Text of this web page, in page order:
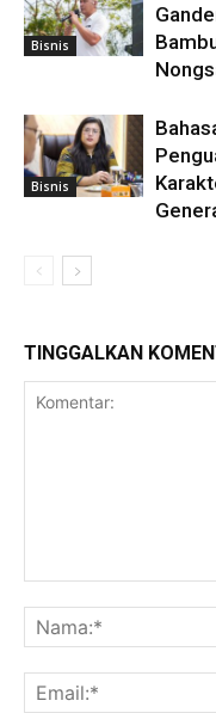
Bisnis
Bisnis
TINGGALKAN